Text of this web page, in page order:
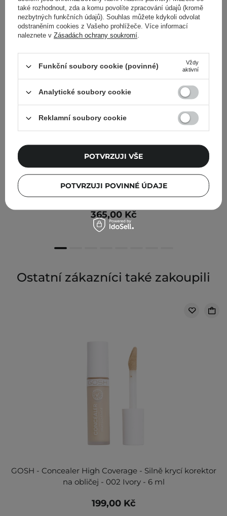
Amuse - Lip Smudger - Tužka na rty - 03 Salmon - 0,5 g
365,00 Kč
Ostatní zákazníci také zakoupili
GOSH - Concealer High Coverage - Silně krycí korektor
na obličej - 002 Ivory - 6 ml
199,00 Kč
také rozhodnout, zda a komu povolíte zpracování údajů (kromě
nezbytných funkčních údajů). Souhlas můžete kdykoli odvolat
odstraněním cookies z Vašeho prohlížeče. Více informací
naleznete v Zásadách ochrany soukromí.
Funkční soubory cookie (povinné)
Vždy
aktivní
Analytické soubory cookie
Reklamní soubory cookie
POTVRZUJI POVINNÉ ÚDAJE
POTVRZUJI VŠE